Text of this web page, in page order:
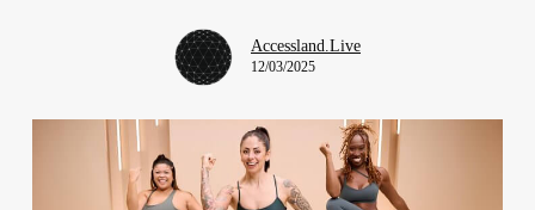
Accessland.Live
12/03/2025